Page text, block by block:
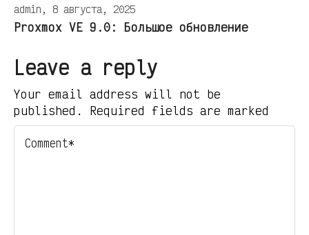
admin, 8 августа, 2025
Proxmox VE 9.0: Большое обновление
Leave a reply
Your email address will not be
published. Required fields are marked